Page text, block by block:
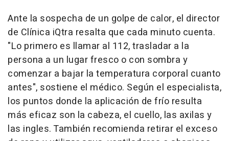
Ante la sospecha de un golpe de calor, el director
de Clínica iQtra resalta que cada minuto cuenta.
"Lo primero es llamar al 112, trasladar a la
persona a un lugar fresco o con sombra y
comenzar a bajar la temperatura corporal cuanto
antes", sostiene el médico. Según el especialista,
los puntos donde la aplicación de frío resulta
más eficaz son la cabeza, el cuello, las axilas y
las ingles. También recomienda retirar el exceso